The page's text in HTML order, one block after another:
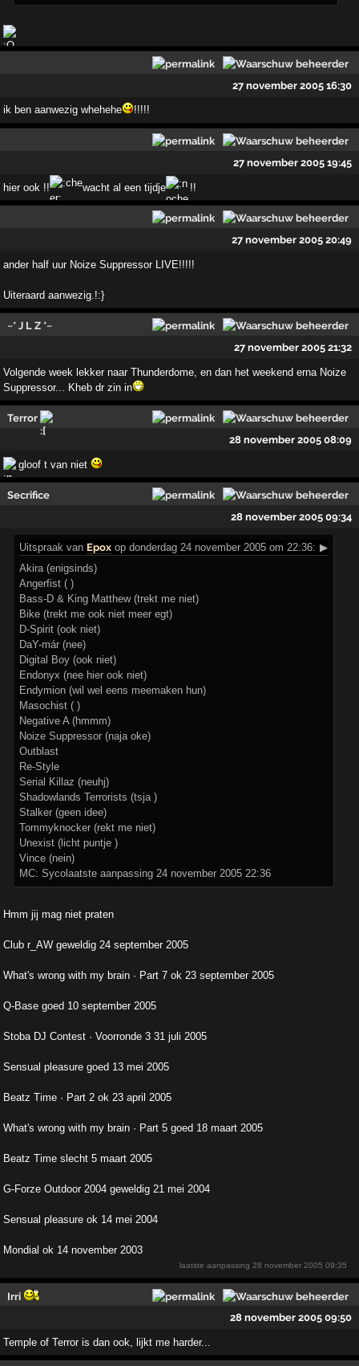
27 november 2005 16:30
ik ben aanwezig whehehe !!!!!
27 november 2005 19:45
hier ook !! wacht al een tijdje !!
27 november 2005 20:49
ander half uur Noize Suppressor LIVE!!!!!
Uiteraard aanwezig.!:}
~* J L Z *~
27 november 2005 21:32
Volgende week lekker naar Thunderdome, en dan het weekend erna Noize
Suppressor... Kheb dr zin in
Terror
28 november 2005 08:09
gloof t van niet
Secrifice
28 november 2005 09:34
Uitspraak van Epox op donderdag 24 november 2005 om 22:36: ▶
Akira (enigsinds)
Angerfist ( )
Bass-D & King Matthew (trekt me niet)
Bike (trekt me ook niet meer egt)
D-Spirit (ook niet)
DaY-már (nee)
Digital Boy (ook niet)
Endonyx (nee hier ook niet)
Endymion (wil wel eens meemaken hun)
Masochist ( )
Negative A (hmmm)
Noize Suppressor (naja oke)
Outblast
Re-Style
Serial Killaz (neuhj)
Shadowlands Terrorists (tsja )
Stalker (geen idee)
Tommyknocker (rekt me niet)
Unexist (licht puntje )
Vince (nein)
MC: Sycolaatste aanpassing 24 november 2005 22:36
Hmm jij mag niet praten
Club r_AW geweldig 24 september 2005
What's wrong with my brain · Part 7 ok 23 september 2005
Q-Base goed 10 september 2005
Stoba DJ Contest · Voorronde 3 31 juli 2005
Sensual pleasure goed 13 mei 2005
Beatz Time · Part 2 ok 23 april 2005
What's wrong with my brain · Part 5 goed 18 maart 2005
Beatz Time slecht 5 maart 2005
G-Forze Outdoor 2004 geweldig 21 mei 2004
Sensual pleasure ok 14 mei 2004
Mondial ok 14 november 2003
laatste aanpassing28 november 2005 09:35
Irri
28 november 2005 09:50
Temple of Terror is dan ook, lijkt me harder...